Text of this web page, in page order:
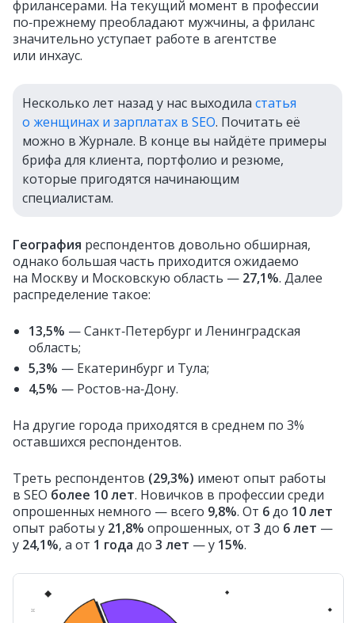
фрилансерами. На текущий момент в профессии
по‑прежнему преобладают мужчины, а фриланс
значительно уступает работе в агентстве
или инхаус.
Несколько лет назад у нас выходила статья
о женщинах и зарплатах в SEO. Почитать её
можно в Журнале. В конце вы найдёте примеры
брифа для клиента, портфолио и резюме,
которые пригодятся начинающим
специалистам.
География респондентов довольно обширная,
однако большая часть приходится ожидаемо
на Москву и Московскую область — 27,1%. Далее
распределение такое:
13,5% — Санкт‑Петербург и Ленинградская
область;
5,3% — Екатеринбург и Тула;
4,5% — Ростов‑на‑Дону.
На другие города приходятся в среднем по 3%
оставшихся респондентов.
Треть респондентов (29,3%) имеют опыт работы
в SEO более 10 лет. Новичков в профессии среди
опрошенных немного — всего 9,8%. От 6до 10 лет
опыт работы у 21,8% опрошенных, от 3 до 6 лет —
у 24,1%, а от 1 года до 3 лет — у 15%.